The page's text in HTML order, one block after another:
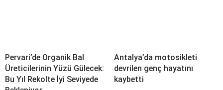
Pervari’de Organik Bal
Üreticilerinin Yüzü Gülecek:
Bu Yıl Rekolte İyi Seviyede
Antalya’da motosikleti
devrilen genç hayatını
kaybetti